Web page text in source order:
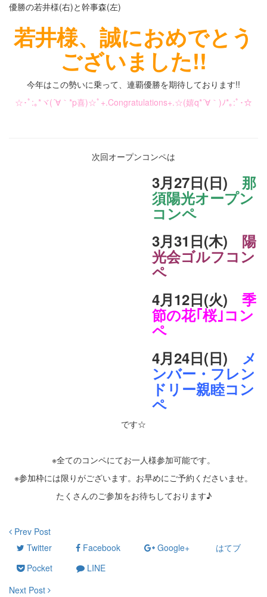
優勝の若井様(右)と幹事森(左)
若井様、誠におめでとう
ございました!!
今年はこの勢いに乗って、連覇優勝を期待しております!!
☆･ﾟ:｡*ヾ(´∀｀*p喜)☆ﾟ+.Congratulations+.☆(嬉q*´∀｀)ﾉ*｡:ﾟ･☆
次回オープンコンペは
3月27日(日) 那
須陽光オープン
コンペ
3月31日(木) 陽
光会ゴルフコン
ペ
4月12日(火) 季
節の花｢桜｣コン
ペ
4月24日(日) メ
ンバー・フレン
ドリー親睦コン
ペ
です☆
※全てのコンペにてお一人様参加可能です。
※参加枠には限りがございます。お早めにご予約くださいませ。
たくさんのご参加をお待ちしております♪
Prev Post
Twitter
Facebook Google+
はてブ
Pocket
LINE
Next Post